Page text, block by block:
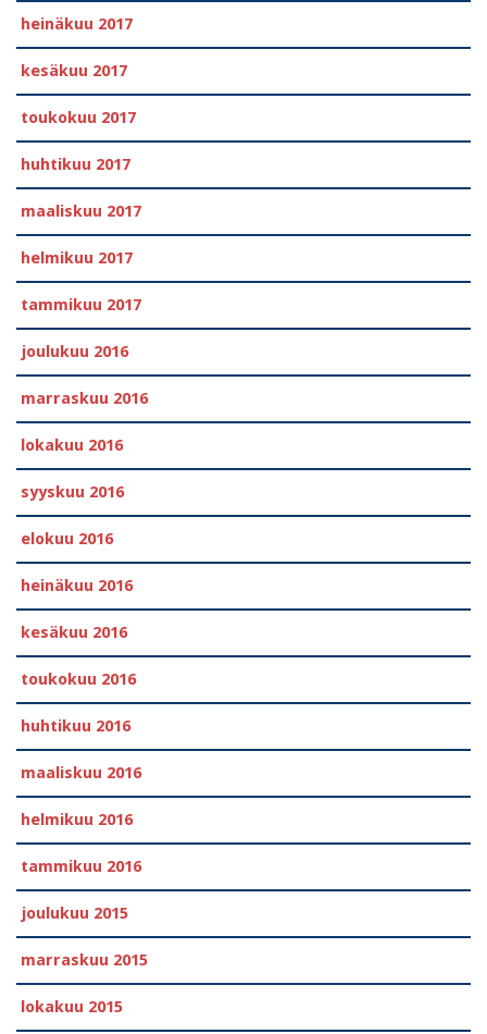
heinäkuu 2017
kesäkuu 2017
toukokuu 2017
huhtikuu 2017
maaliskuu 2017
helmikuu 2017
tammikuu 2017
joulukuu 2016
marraskuu 2016
lokakuu 2016
syyskuu 2016
elokuu 2016
heinäkuu 2016
kesäkuu 2016
toukokuu 2016
huhtikuu 2016
maaliskuu 2016
helmikuu 2016
tammikuu 2016
joulukuu 2015
marraskuu 2015
lokakuu 2015